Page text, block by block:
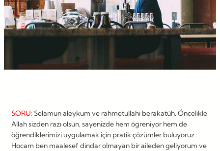
SORU:Selamun aleykum ve rahmetullahi berakatüh. Öncelikle
Allah sizden razı olsun, sayenizde hem ögreniyor hem de
öğrendiklerimizi uygulamak için pratik çözümler buluyoruz.
Hocam ben maalesef dindar olmayan bir aileden geliyorum ve